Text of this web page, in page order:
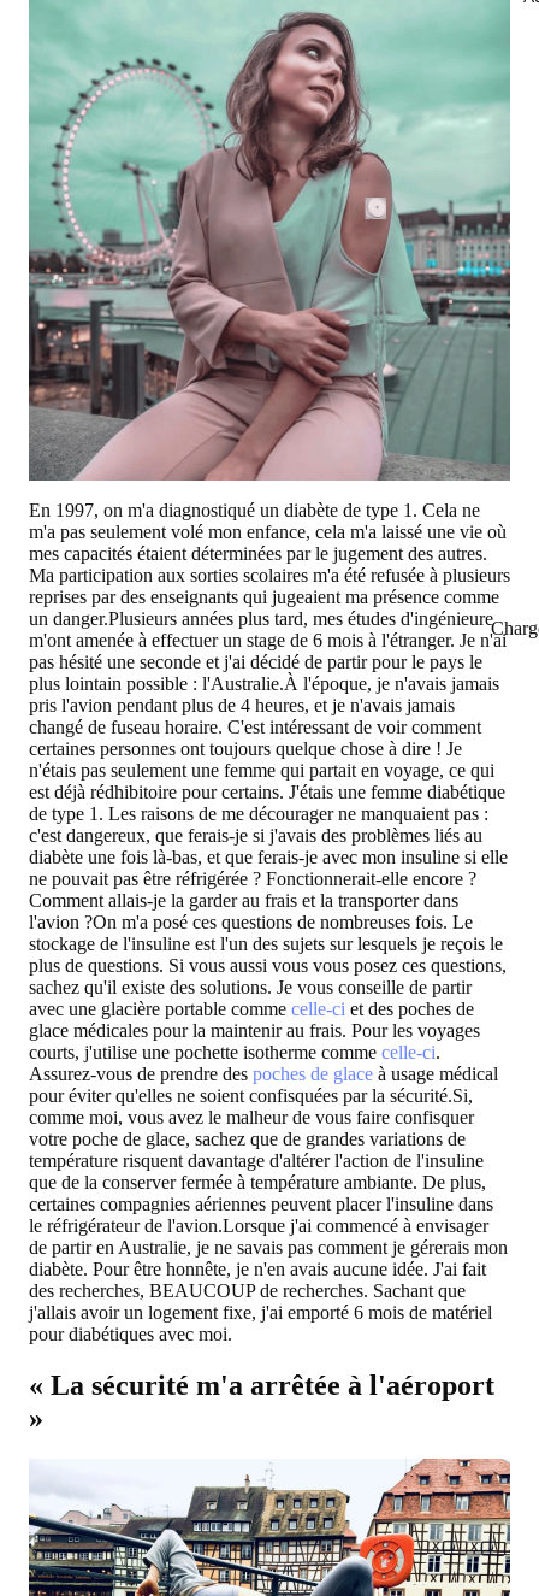
En 1997, on m'a diagnostiqué un diabète de type 1. Cela ne
m'a pas seulement volé mon enfance, cela m'a laissé une vie où
mes capacités étaient déterminées par le jugement des autres.
Ma participation aux sorties scolaires m'a été refusée à plusieurs
reprises par des enseignants qui jugeaient ma présence comme
un danger.Plusieurs années plus tard, mes études d'ingénieure
m'ont amenée à effectuer un stage de 6 mois à l'étranger. Je n'ai
pas hésité une seconde et j'ai décidé de partir pour le pays le
plus lointain possible : l'Australie.À l'époque, je n'avais jamais
pris l'avion pendant plus de 4 heures, et je n'avais jamais
changé de fuseau horaire. C'est intéressant de voir comment
certaines personnes ont toujours quelque chose à dire ! Je
n'étais pas seulement une femme qui partait en voyage, ce qui
est déjà rédhibitoire pour certains. J'étais une femme diabétique
de type 1. Les raisons de me décourager ne manquaient pas :
c'est dangereux, que ferais-je si j'avais des problèmes liés au
diabète une fois là-bas, et que ferais-je avec mon insuline si elle
ne pouvait pas être réfrigérée ? Fonctionnerait-elle encore ?
Comment allais-je la garder au frais et la transporter dans
l'avion ?On m'a posé ces questions de nombreuses fois. Le
stockage de l'insuline est l'un des sujets sur lesquels je reçois le
plus de questions. Si vous aussi vous vous posez ces questions,
sachez qu'il existe des solutions. Je vous conseille de partir
avec une glacière portable comme celle-ci et des poches de
glace médicales pour la maintenir au frais. Pour les voyages
courts, j'utilise une pochette isotherme comme celle-ci.
Assurez-vous de prendre des poches de glace à usage médical
pour éviter qu'elles ne soient confisquées par la sécurité.Si,
comme moi, vous avez le malheur de vous faire confisquer
votre poche de glace, sachez que de grandes variations de
température risquent davantage d'altérer l'action de l'insuline
que de la conserver fermée à température ambiante. De plus,
certaines compagnies aériennes peuvent placer l'insuline dans
le réfrigérateur de l'avion.Lorsque j'ai commencé à envisager
de partir en Australie, je ne savais pas comment je gérerais mon
diabète. Pour être honnête, je n'en avais aucune idée. J'ai fait
des recherches, BEAUCOUP de recherches. Sachant que
j'allais avoir un logement fixe, j'ai emporté 6 mois de matériel
pour diabétiques avec moi.
« La sécurité m'a arrêtée à l'aéroport
»